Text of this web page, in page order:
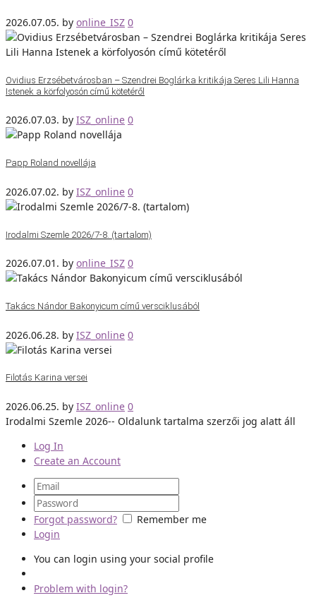
2026.07.05. by online_ISZ 0
Ovidius Erzsébetvárosban – Szendrei Boglárka kritikája Seres Lili Hanna
Istenek a körfolyosón című kötetéről
2026.07.03. by ISZ_online 0
Papp Roland novellája
2026.07.02. by ISZ_online 0
Irodalmi Szemle 2026/7-8. (tartalom)
2026.07.01. by online_ISZ 0
Takács Nándor Bakonyicum című versciklusából
2026.06.28. by ISZ_online 0
Filotás Karina versei
2026.06.25. by ISZ_online 0
Irodalmi Szemle 2026-- Oldalunk tartalma szerzői jog alatt áll
Log In
Create an Account
Forgot password?
Remember me
Login
You can login using your social profile
Problem with login?